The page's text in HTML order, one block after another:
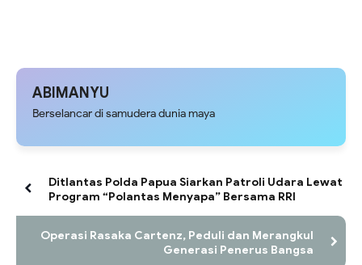
ABIMANYU
Berselancar di samudera dunia maya
Ditlantas Polda Papua Siarkan Patroli Udara Lewat
Program “Polantas Menyapa” Bersama RRI
Operasi Rasaka Cartenz, Peduli dan Merangkul
Generasi Penerus Bangsa